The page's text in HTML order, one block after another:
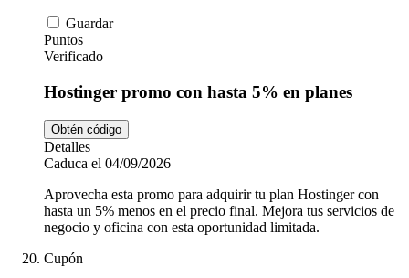
Guardar
Puntos
Verificado
Hostinger promo con hasta 5% en planes
Obtén código
Detalles
Caduca el 04/09/2026
Aprovecha esta promo para adquirir tu plan Hostinger con
hasta un 5% menos en el precio final. Mejora tus servicios de
negocio y oficina con esta oportunidad limitada.
Cupón